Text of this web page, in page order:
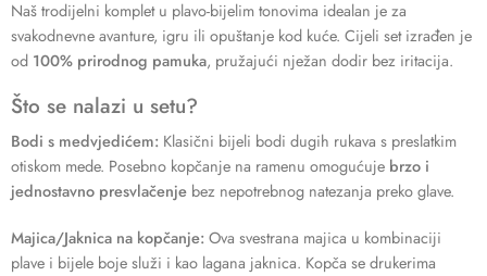
Naš trodijelni komplet u plavo-bijelim tonovima idealan je za
svakodnevne avanture, igru ili opuštanje kod kuće. Cijeli set izrađen je
od 100% prirodnog pamuka, pružajući nježan dodir bez iritacija.
Što se nalazi u setu?
Bodi s medvjedićem: Klasični bijeli bodi dugih rukava s preslatkim
otiskom mede. Posebno kopčanje na ramenu omogućuje brzo i
jednostavno presvlačenje bez nepotrebnog natezanja preko glave.
Majica/Jaknica na kopčanje:Ova svestrana majica u kombinaciji
plave i bijele boje služi i kao lagana jaknica. Kopča se drukerima